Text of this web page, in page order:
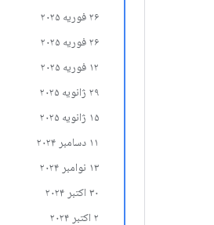
۲۶ فوریه ۲۰۲۵
۲۶ فوریه ۲۰۲۵
۱۲ فوریه ۲۰۲۵
۲۹ ژانویه ۲۰۲۵
۱۵ ژانویه ۲۰۲۵
۱۱ دسامبر ۲۰۲۴
۱۳ نوامبر ۲۰۲۴
۳۰ اکتبر ۲۰۲۴
۲ اکتبر ۲۰۲۴